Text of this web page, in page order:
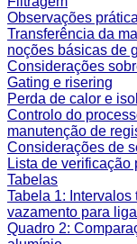
Observações
Transferência da
noções básicas de
Considerações
Gating e risering
Perda de calor e
Controlo do
manutenção de
Considerações de
Lista de
Tabelas
Tabela 1:
vazamento para
Quadro 2: